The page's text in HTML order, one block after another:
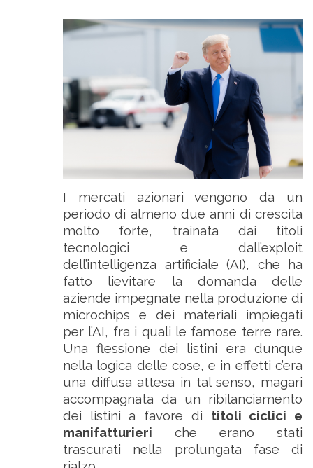
I mercati azionari vengono da un
periodo di almeno due anni di crescita
molto forte, trainata dai titoli
tecnologici e dall’exploit
dell’intelligenza artificiale (AI), che ha
fatto lievitare la domanda delle
aziende impegnate nella produzione di
microchips e dei materiali impiegati
per l’AI, fra i quali le famose terre rare.
Una flessione dei listini era dunque
nella logica delle cose, e in effetti c’era
una diffusa attesa in tal senso, magari
accompagnata da un ribilanciamento
dei listini a favore di titoli ciclici e
manifatturieri che erano stati
trascurati nella prolungata fase di